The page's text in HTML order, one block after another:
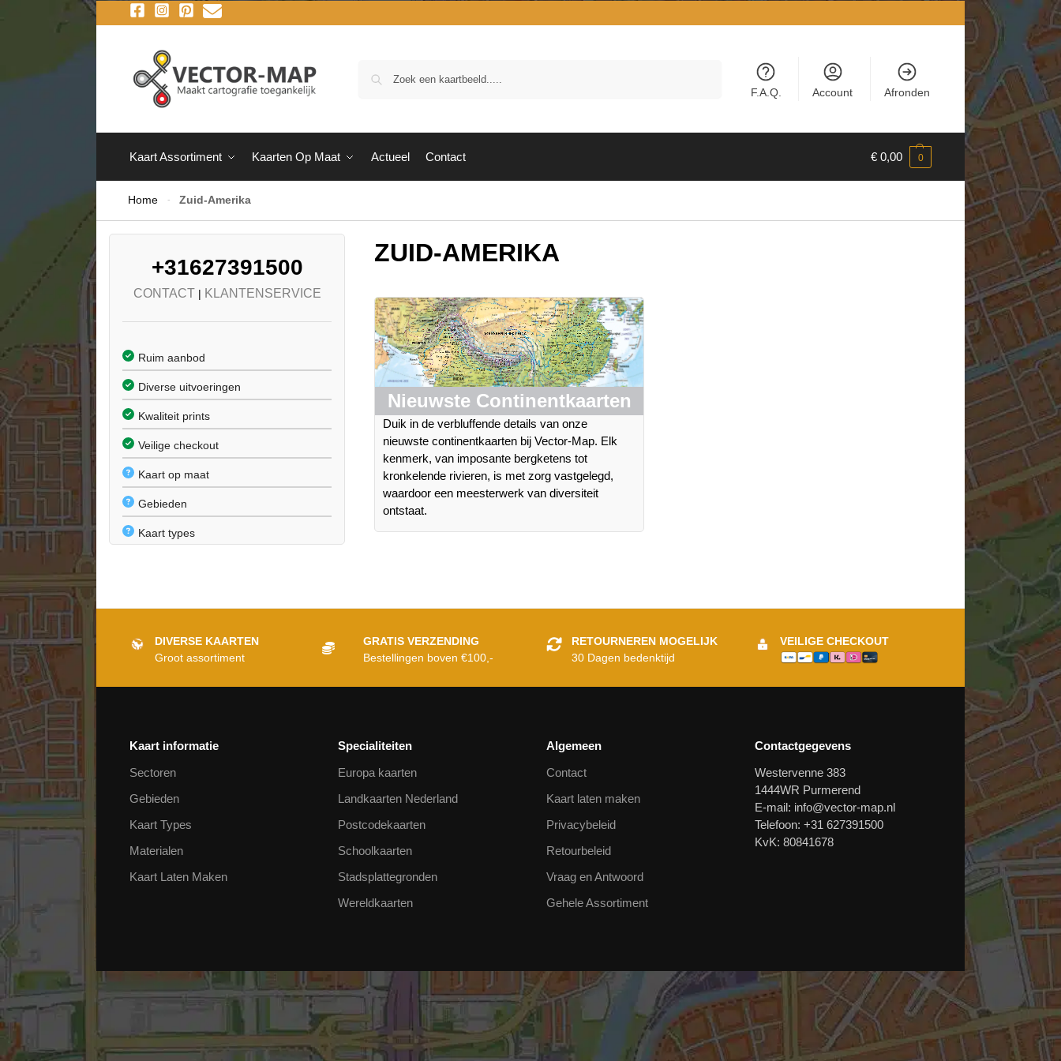
F.A.Q. Account Afronden
Kaart Assortiment Kaarten Op Maat Actueel Contact € 0,00 0
Home - Zuid-Amerika
ZUID-AMERIKA
Nieuwste Continentkaarten
Duik in de verbluffende details van onze
nieuwste continentkaarten bij Vector-Map. Elk
kenmerk, van imposante bergketens tot
kronkelende rivieren, is met zorg vastgelegd,
waardoor een meesterwerk van diversiteit
ontstaat.
+31627391500
CONTACT | KLANTENSERVICE
Ruim aanbod
Diverse uitvoeringen
Kwaliteit prints
Veilige checkout
Kaart op maat
Gebieden
Kaart types
F.A.Q.
Landkaarten
Provinciekaarten
Topografische kaarten
Wereldkaarten
Postcodekaarten
Schoolkaarten
Stadsplattegronden
DIVERSE KAARTEN
Groot assortiment
GRATIS VERZENDING
Bestellingen boven €100,-
RETOURNEREN MOGELIJK
30 Dagen bedenktijd
VEILIGE CHECKOUT
Kaart informatie
Sectoren
Gebieden
Kaart Types
Materialen
Kaart Laten Maken
Specialiteiten
Europa kaarten
Landkaarten Nederland
Postcodekaarten
Schoolkaarten
Stadsplattegronden
Wereldkaarten
Algemeen
Contact
Kaart laten maken
Privacybeleid
Retourbeleid
Vraag en Antwoord
Gehele Assortiment
Contactgegevens
Westervenne 383
1444WR Purmerend
E-mail: info@vector-map.nl
Telefoon: +31 627391500
KvK: 80841678